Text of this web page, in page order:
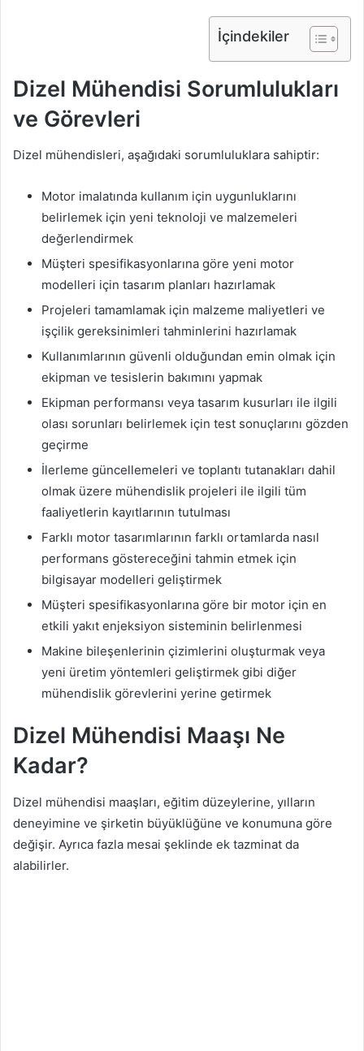
İçindekiler
Dizel Mühendisi Sorumlulukları
ve Görevleri
Dizel mühendisleri, aşağıdaki sorumluluklara sahiptir:
Motor imalatında kullanım için uygunluklarını
belirlemek için yeni teknoloji ve malzemeleri
değerlendirmek
Müşteri spesifikasyonlarına göre yeni motor
modelleri için tasarım planları hazırlamak
Projeleri tamamlamak için malzeme maliyetleri ve
işçilik gereksinimleri tahminlerini hazırlamak
Kullanımlarının güvenli olduğundan emin olmak için
ekipman ve tesislerin bakımını yapmak
Ekipman performansı veya tasarım kusurları ile ilgili
olası sorunları belirlemek için test sonuçlarını gözden
geçirme
İlerleme güncellemeleri ve toplantı tutanakları dahil
olmak üzere mühendislik projeleri ile ilgili tüm
faaliyetlerin kayıtlarının tutulması
Farklı motor tasarımlarının farklı ortamlarda nasıl
performans göstereceğini tahmin etmek için
bilgisayar modelleri geliştirmek
Müşteri spesifikasyonlarına göre bir motor için en
etkili yakıt enjeksiyon sisteminin belirlenmesi
Makine bileşenlerinin çizimlerini oluşturmak veya
yeni üretim yöntemleri geliştirmek gibi diğer
mühendislik görevlerini yerine getirmek
Dizel Mühendisi Maaşı Ne
Kadar?
Dizel mühendisi maaşları, eğitim düzeylerine, yılların
deneyimine ve şirketin büyüklüğüne ve konumuna göre
değişir. Ayrıca fazla mesai şeklinde ek tazminat da
alabilirler.